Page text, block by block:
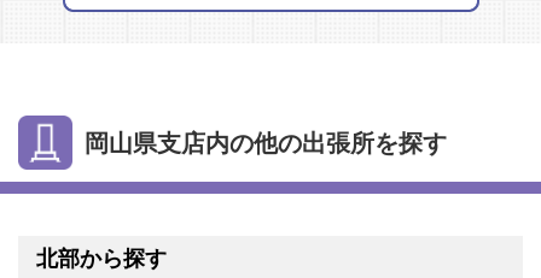
岡山県支店内の他の出張所を探す
北部から探す